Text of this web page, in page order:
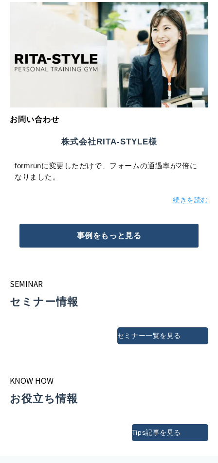
お問い合わせ
株式会社RITA-STYLE様
formrunに変更しただけで、フォームの通過率が2倍に
なりました。
続きを読む
事例をもっと見る
SEMINAR
セミナー情報
セミナー一覧を見る
KNOW HOW
お役立ち情報
Tips記事を見る